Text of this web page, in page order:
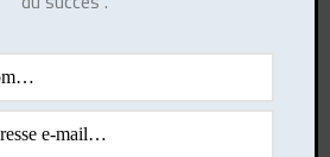
dans votre
"COMMUNICATION"